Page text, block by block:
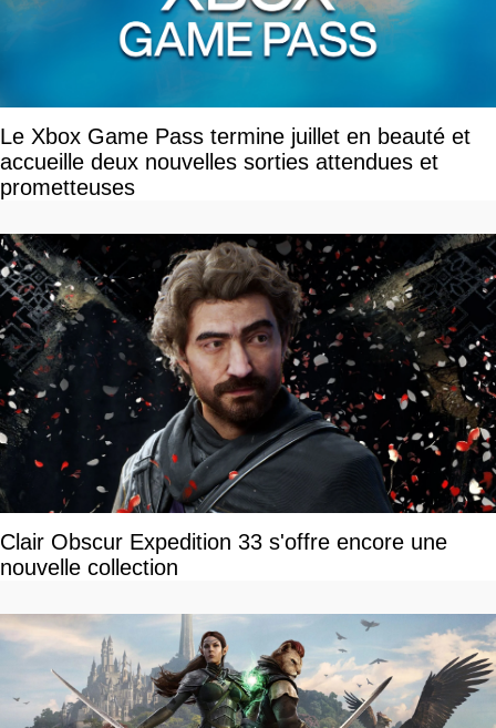
Le Xbox Game Pass termine juillet en beauté et
accueille deux nouvelles sorties attendues et
prometteuses
Clair Obscur Expedition 33 s'offre encore une
nouvelle collection